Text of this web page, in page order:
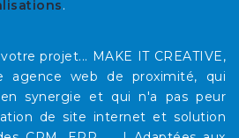
.
projet... MAKE IT CREATIVE,
agence web de proximité, qui
synergie et qui n'a pas peur
de site internet et solution